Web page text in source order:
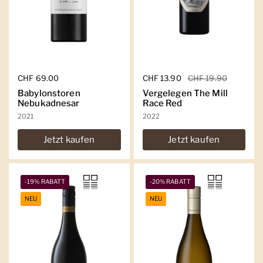
Regulärer Preis
CHF 69.00
Babylonstoren
Nebukadnesar
2021
Jetzt kaufen
Regulärer Preis
CHF 13.90 Sale-Preis
CHF 19.90
Vergelegen The Mill
Race Red
2022
Jetzt kaufen
-19% RABATT
NEU
-20% RABATT
NEU